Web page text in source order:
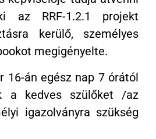
az RRF-1.2.1 projekt
kerülő, személyes
megigényelte.
16-án egész nap 7 órától
a kedves szülőket /az
igazolványra szükség